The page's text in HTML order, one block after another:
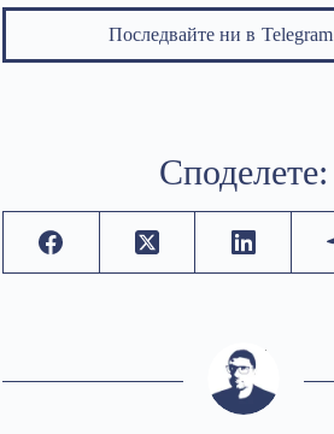
Последвайте ни в Telegram
Споделете: